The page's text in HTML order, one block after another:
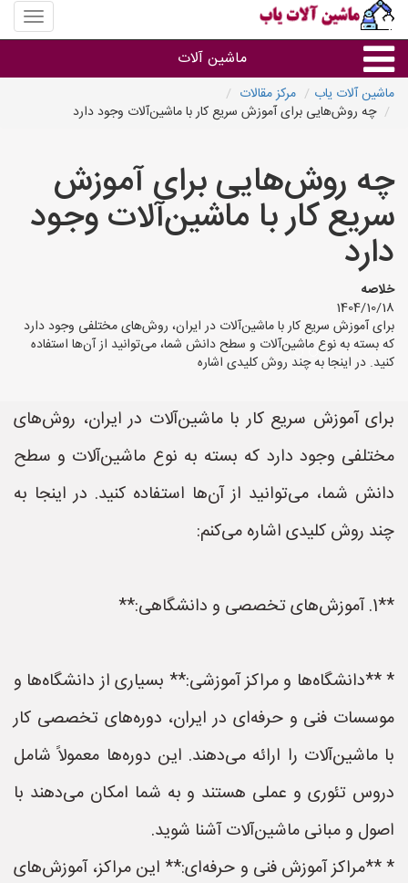
منوی
سایت
آلات
ماشین آلات
ماشین آلات
سایر گروه ها
ماشین آلات
ماشین آلات یاب
مرکز مقالات
چه روش‌هایی برای آموزش سریع کار با ماشین‌آلات وجود دارد
چه روش‌هایی برای آموزش
سریع کار با ماشین‌آلات وجود
دارد
خلاصه
1404/10/18
برای آموزش سریع کار با ماشین‌آلات در ایران، روش‌های مختلفی وجود دارد
که بسته به نوع ماشین‌آلات و سطح دانش شما، می‌توانید از آن‌ها استفاده
کنید. در اینجا به چند روش کلیدی اشاره
برای آموزش سریع کار با ماشین‌آلات در ایران، روش‌های
مختلفی وجود دارد که بسته به نوع ماشین‌آلات و سطح
دانش شما، می‌توانید از آن‌ها استفاده کنید. در اینجا به
چند روش کلیدی اشاره می‌کنم:
**1. آموزش‌های تخصصی و دانشگاهی:**
* **دانشگاه‌ها و مراکز آموزشی:** بسیاری از دانشگاه‌ها و
موسسات فنی و حرفه‌ای در ایران، دوره‌های تخصصی کار
با ماشین‌آلات را ارائه می‌دهند. این دوره‌ها معمولاً شامل
دروس تئوری و عملی هستند و به شما امکان می‌دهند با
اصول و مبانی ماشین‌آلات آشنا شوید.
* **مراکز آموزش فنی و حرفه‌ای:** این مراکز، آموزش‌های